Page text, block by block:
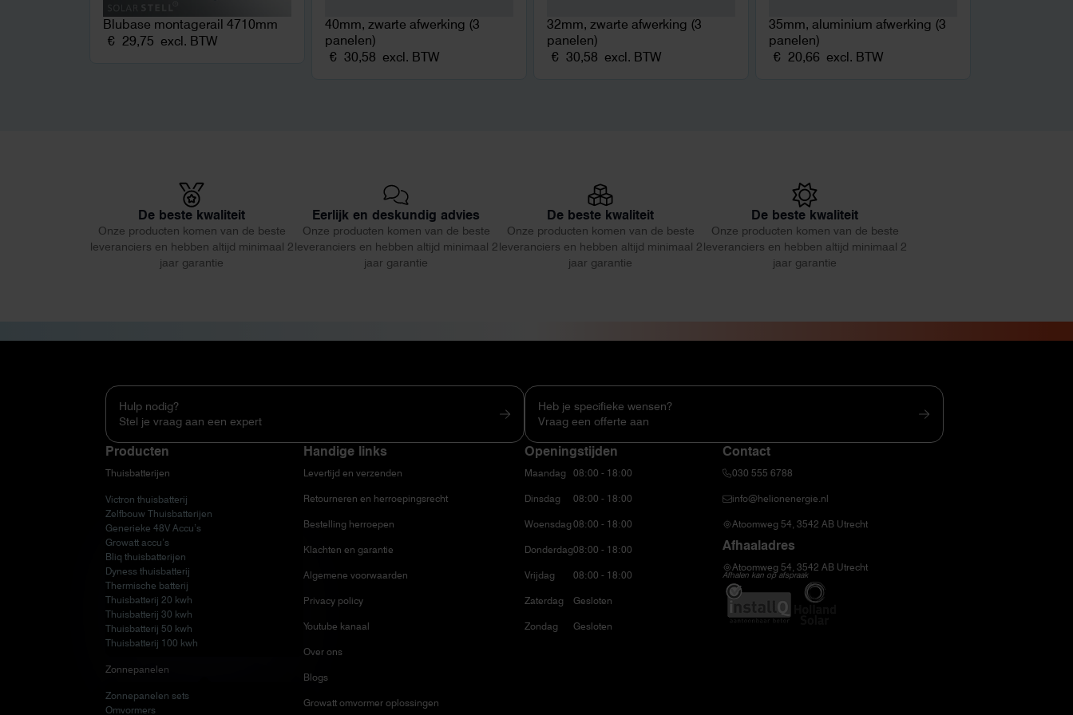
Blubase montagerail 4710mm
€ 29,75 excl. BTW
40mm, zwarte afwerking (3
panelen)
€ 30,58 excl. BTW
32mm, zwarte afwerking (3
panelen)
€ 30,58 excl. BTW
35mm, aluminium afwerking (3
panelen)
€ 20,66 excl. BTW
De beste kwaliteit
Onze producten komen van de beste
leveranciers en hebben altijd minimaal 2
jaar garantie
Eerlijk en deskundig advies
Onze producten komen van de beste
leveranciers en hebben altijd minimaal 2
jaar garantie
De beste kwaliteit
Onze producten komen van de beste
leveranciers en hebben altijd minimaal 2
jaar garantie
De beste kwaliteit
Onze producten komen van de beste
leveranciers en hebben altijd minimaal 2
jaar garantie
Hulp nodig?
Stel je vraag aan een expert
Producten
Thuisbatterijen
Victron thuisbatterij
Zelfbouw Thuisbatterijen
Generieke 48V Accu’s
Growatt accu’s
Bliq thuisbatterijen
Dyness thuisbatterij
Thermische batterij
Thuisbatterij 20 kwh
Thuisbatterij 30 kwh
Thuisbatterij 50 kwh
Thuisbatterij 100 kwh
Zonnepanelen
Zonnepanelen sets
Omvormers
Handige links
Levertijd en verzenden
Retourneren en herroepingsrecht
Bestelling herroepen
Klachten en garantie
Algemene voorwaarden
Privacy policy
Youtube kanaal
Over ons
Blogs
Growatt omvormer oplossingen
Heb je specifieke wensen?
Vraag een offerte aan
Openingstijden
Maandag
Dinsdag
Woensdag
Donderdag
Vrijdag
Zaterdag
Zondag
08:00 - 18:00
08:00 - 18:00
08:00 - 18:00
08:00 - 18:00
08:00 - 18:00
Gesloten
Gesloten
Contact
030 555 6788
info@helionenergie.nl
Atoomweg 54, 3542 AB Utrecht
Afhaaladres
Atoomweg 54, 3542 AB Utrecht
Afhalen kan op afspraak